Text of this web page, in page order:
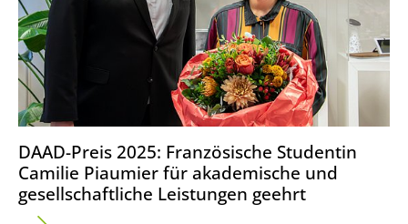
DAAD-Preis 2025: Französische Studentin
Camilie Piaumier für akademische und
gesellschaftliche Leistungen geehrt